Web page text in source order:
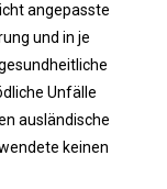
angepasste
und in je
Unfälle
ausländische
keinen